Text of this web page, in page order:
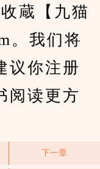
蔵【九猫
。我们将
议你注册
阅读更方
下一章